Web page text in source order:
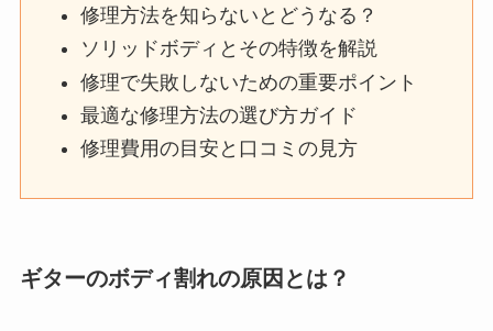
修理方法を知らないとどうなる？
ソリッドボディとその特徴を解説
修理で失敗しないための重要ポイント
最適な修理方法の選び方ガイド
修理費用の目安と口コミの見方
ギターのボディ割れの原因とは？